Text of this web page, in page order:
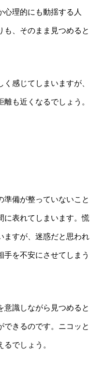
心理的にも動揺する人
も、そのまま見つめると
感じてしまいますが、
も近くなるでしょう。
準備が整っていないこと
に表れてしまいます。慌
ますが、迷惑だと思われ
手を不安にさせてしまう
意識しながら見つめると
できるのです。ニコッと
でしょう。